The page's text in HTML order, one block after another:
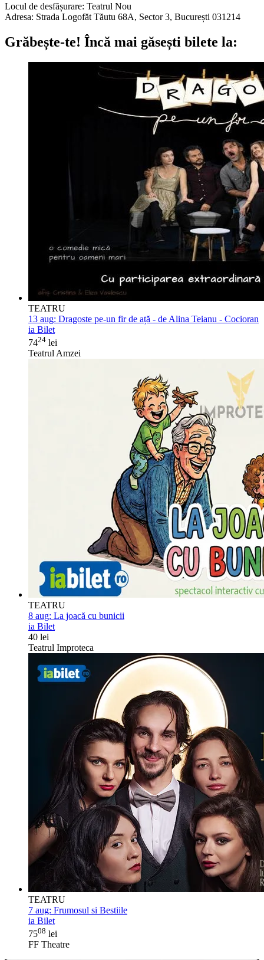
Locul de desfășurare: Teatrul Nou
Adresa: Strada Logofăt Tăutu 68A, Sector 3, București 031214
Grăbește-te! Încă mai găsești bilete la:
TEATRU
13 aug: Dragoste pe-un fir de ață - de Alina Teianu - Cocioran
ia Bilet
7424 lei
Teatrul Amzei
TEATRU
8 aug: La joacă cu bunicii
ia Bilet
40 lei
Teatrul Improteca
TEATRU
7 aug: Frumosul si Bestiile
ia Bilet
7508 lei
FF Theatre